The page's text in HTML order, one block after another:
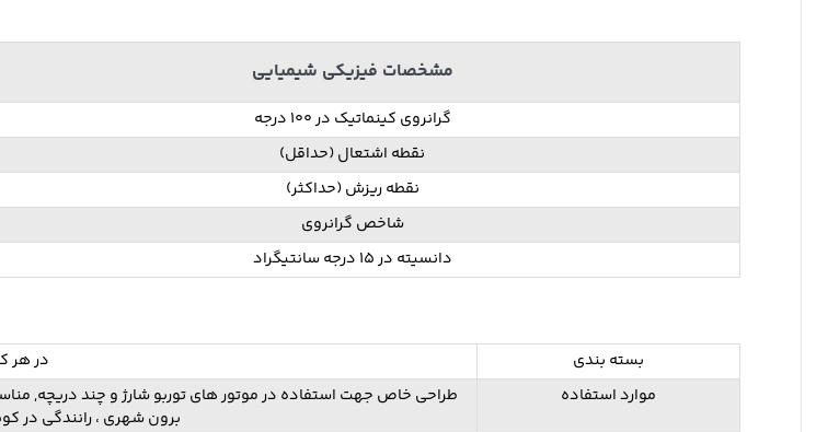
مشخصات فیزیکی شیمیایی
گرانروی کینماتیک در 100 درجه
نقطه اشتعال (حداقل)
نقطه ریزش (حداکثر)
شاخص گرانروی
دانسیته در 15 درجه سانتیگراد
بسته بندی
در هر کارتن 6 عدد
موارد استفاده
طراحی خاص جهت استفاده در موتور های توربو شارژ و چند دریچه,
برون شهری ، رانندگی در